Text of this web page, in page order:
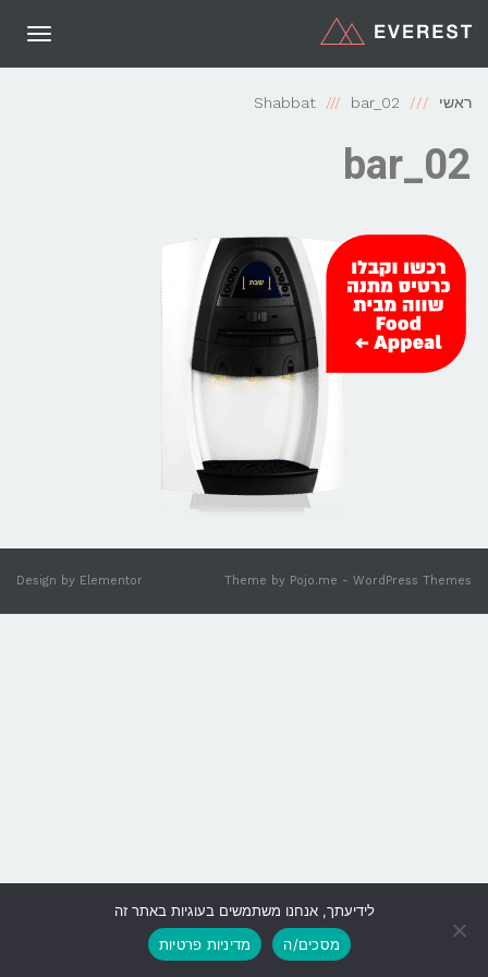
ראשי Shabbat bar_02
bar_02
Theme by Pojo.me - WordPress Themes
Design by Elementor
גלילה
לראש
לידיעתך, אנחנו משתמשים בעוגיות באתר זה
מסכים/ה
מדיניות פרטיות